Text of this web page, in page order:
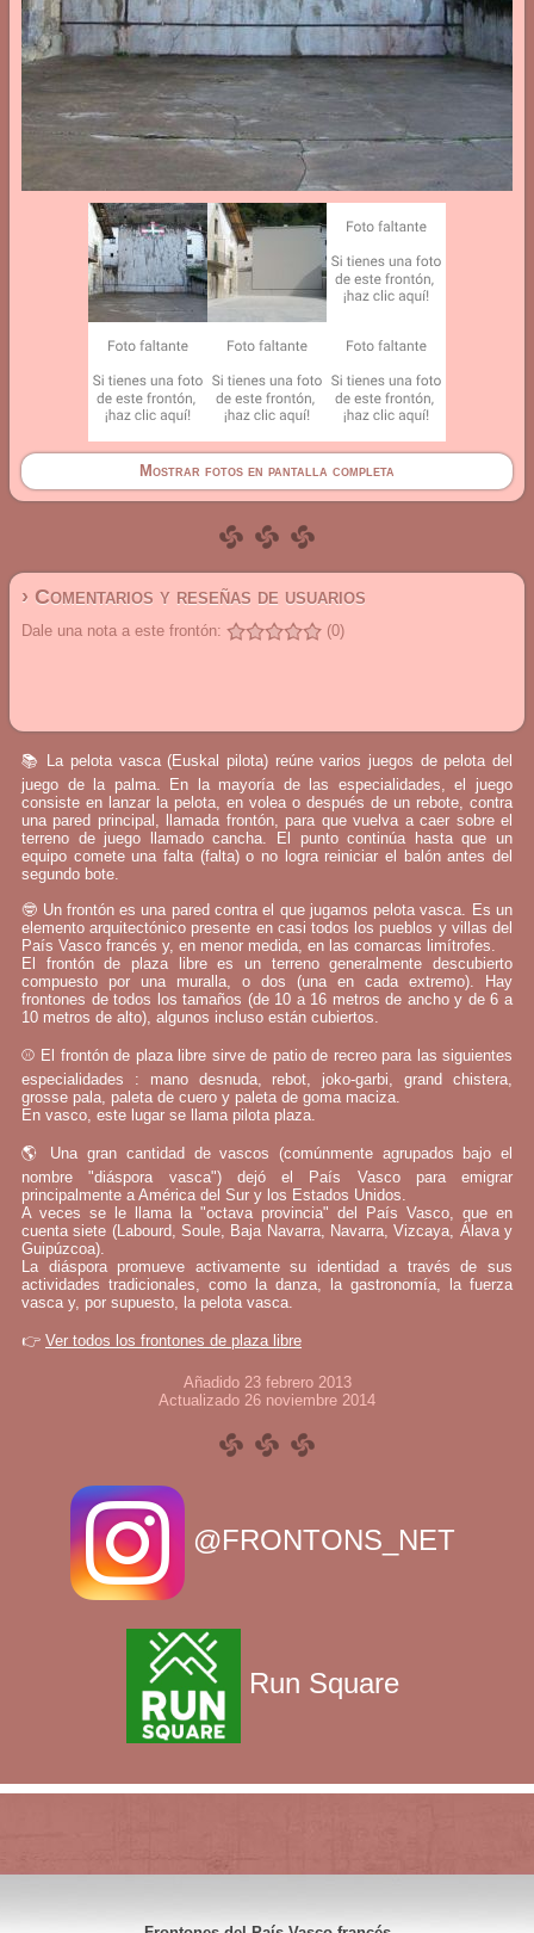
Mostrar fotos en pantalla completa
› Comentarios y reseñas de usuarios
Dale una nota a este frontón: (0)
📚 La pelota vasca (Euskal pilota) reúne varios juegos de pelota del
juego de la palma. En la mayoría de las especialidades, el juego
consiste en lanzar la pelota, en volea o después de un rebote, contra
una pared principal, llamada frontón, para que vuelva a caer sobre el
terreno de juego llamado cancha. El punto continúa hasta que un
equipo comete una falta (falta) o no logra reiniciar el balón antes del
segundo bote.
🤓 Un frontón es una pared contra el que jugamos pelota vasca. Es un
elemento arquitectónico presente en casi todos los pueblos y villas del
País Vasco francés y, en menor medida, en las comarcas limítrofes.
El frontón de plaza libre es un terreno generalmente descubierto
compuesto por una muralla, o dos (una en cada extremo). Hay
frontones de todos los tamaños (de 10 a 16 metros de ancho y de 6 a
10 metros de alto), algunos incluso están cubiertos.
⚾ El frontón de plaza libre sirve de patio de recreo para las siguientes
especialidades : mano desnuda, rebot, joko-garbi, grand chistera,
grosse pala, paleta de cuero y paleta de goma maciza.
En vasco, este lugar se llama pilota plaza.
🌎 Una gran cantidad de vascos (comúnmente agrupados bajo el
nombre "diáspora vasca") dejó el País Vasco para emigrar
principalmente a América del Sur y los Estados Unidos.
A veces se le llama la "octava provincia" del País Vasco, que en
cuenta siete (Labourd, Soule, Baja Navarra, Navarra, Vizcaya, Álava y
Guipúzcoa).
La diáspora promueve activamente su identidad a través de sus
actividades tradicionales, como la danza, la gastronomía, la fuerza
vasca y, por supuesto, la pelota vasca.
👉 Ver todos los frontones de plaza libre
Añadido 23 febrero 2013
Actualizado 26 noviembre 2014
@FRONTONS_NET
Run Square